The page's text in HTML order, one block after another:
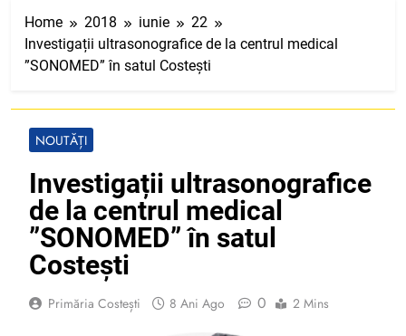
Home 2018 iunie
22
Investigații ultrasonografice de la centrul medical
”SONOMED” în satul Costești
NOUTĂȚI
Investigații ultrasonografice
de la centrul medical
”SONOMED” în satul
Costești
Primăria Costești 8 Ani Ago 0 2 Mins